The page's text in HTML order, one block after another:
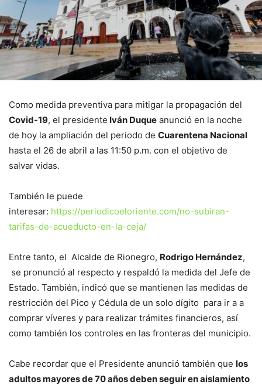
Como medida preventiva para mitigar la propagación del
Covid-19, el presidente Iván Duque anunció en la noche
de hoy la ampliación del periodo de Cuarentena Nacional
hasta el 26 de abril a las 11:50 p.m. con el objetivo de
salvar vidas.
También le puede
interesar: https://periodicoeloriente.com/no-subiran-
tarifas-de-acueducto-en-la-ceja/
Entre tanto, el Alcalde de Rionegro, Rodrigo Hernández,
se pronunció al respecto y respaldó la medida del Jefe de
Estado. También, indicó que se mantienen las medidas de
restricción del Pico y Cédula de un solo dígito para ir a a
comprar víveres y para realizar trámites financieros, así
como también los controles en las fronteras del municipio.
Cabe recordar que el Presidente anunció también que los
adultos mayores de 70 años deben seguir en aislamiento